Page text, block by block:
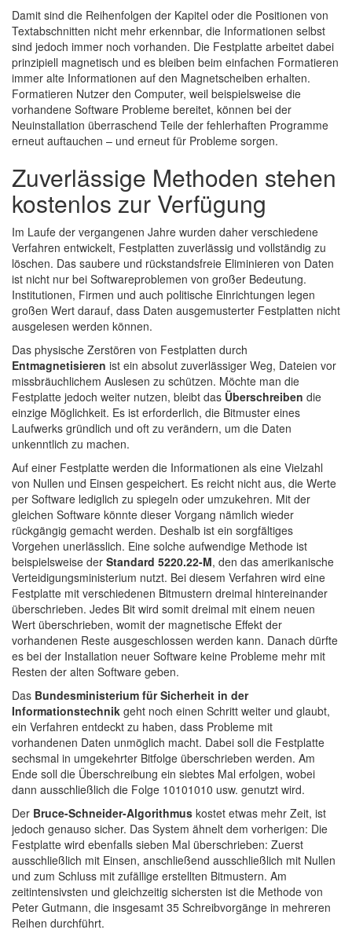
Damit sind die Reihenfolgen der Kapitel oder die Positionen von
Textabschnitten nicht mehr erkennbar, die Informationen selbst
sind jedoch immer noch vorhanden. Die Festplatte arbeitet dabei
prinzipiell magnetisch und es bleiben beim einfachen Formatieren
immer alte Informationen auf den Magnetscheiben erhalten.
Formatieren Nutzer den Computer, weil beispielsweise die
vorhandene Software Probleme bereitet, können bei der
Neuinstallation überraschend Teile der fehlerhaften Programme
erneut auftauchen – und erneut für Probleme sorgen.
Zuverlässige Methoden stehen
kostenlos zur Verfügung
Im Laufe der vergangenen Jahre wurden daher verschiedene
Verfahren entwickelt, Festplatten zuverlässig und vollständig zu
löschen. Das saubere und rückstandsfreie Eliminieren von Daten
ist nicht nur bei Softwareproblemen von großer Bedeutung.
Institutionen, Firmen und auch politische Einrichtungen legen
großen Wert darauf, dass Daten ausgemusterter Festplatten nicht
ausgelesen werden können.
Das physische Zerstören von Festplatten durch
Entmagnetisieren ist ein absolut zuverlässiger Weg, Dateien vor
missbräuchlichem Auslesen zu schützen. Möchte man die
Festplatte jedoch weiter nutzen, bleibt das Überschreiben die
einzige Möglichkeit. Es ist erforderlich, die Bitmuster eines
Laufwerks gründlich und oft zu verändern, um die Daten
unkenntlich zu machen.
Auf einer Festplatte werden die Informationen als eine Vielzahl
von Nullen und Einsen gespeichert. Es reicht nicht aus, die Werte
per Software lediglich zu spiegeln oder umzukehren. Mit der
gleichen Software könnte dieser Vorgang nämlich wieder
rückgängig gemacht werden. Deshalb ist ein sorgfältiges
Vorgehen unerlässlich. Eine solche aufwendige Methode ist
beispielsweise der Standard 5220.22-M, den das amerikanische
Verteidigungsministerium nutzt. Bei diesem Verfahren wird eine
Festplatte mit verschiedenen Bitmustern dreimal hintereinander
überschrieben. Jedes Bit wird somit dreimal mit einem neuen
Wert überschrieben, womit der magnetische Effekt der
vorhandenen Reste ausgeschlossen werden kann. Danach dürfte
es bei der Installation neuer Software keine Probleme mehr mit
Resten der alten Software geben.
Das Bundesministerium für Sicherheit in der
Informationstechnik geht noch einen Schritt weiter und glaubt,
ein Verfahren entdeckt zu haben, dass Probleme mit
vorhandenen Daten unmöglich macht. Dabei soll die Festplatte
sechsmal in umgekehrter Bitfolge überschrieben werden. Am
Ende soll die Überschreibung ein siebtes Mal erfolgen, wobei
dann ausschließlich die Folge 10101010 usw. genutzt wird.
Der Bruce-Schneider-Algorithmus kostet etwas mehr Zeit, ist
jedoch genauso sicher. Das System ähnelt dem vorherigen: Die
Festplatte wird ebenfalls sieben Mal überschrieben: Zuerst
ausschließlich mit Einsen, anschließend ausschließlich mit Nullen
und zum Schluss mit zufällige erstellten Bitmustern. Am
zeitintensivsten und gleichzeitig sichersten ist die Methode von
Peter Gutmann, die insgesamt 35 Schreibvorgänge in mehreren
Reihen durchführt.